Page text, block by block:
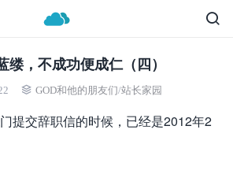
，不成功便成仁（四）
GOD和他的朋友们/站长家园
提交辞职信的时候，已经是2012年2